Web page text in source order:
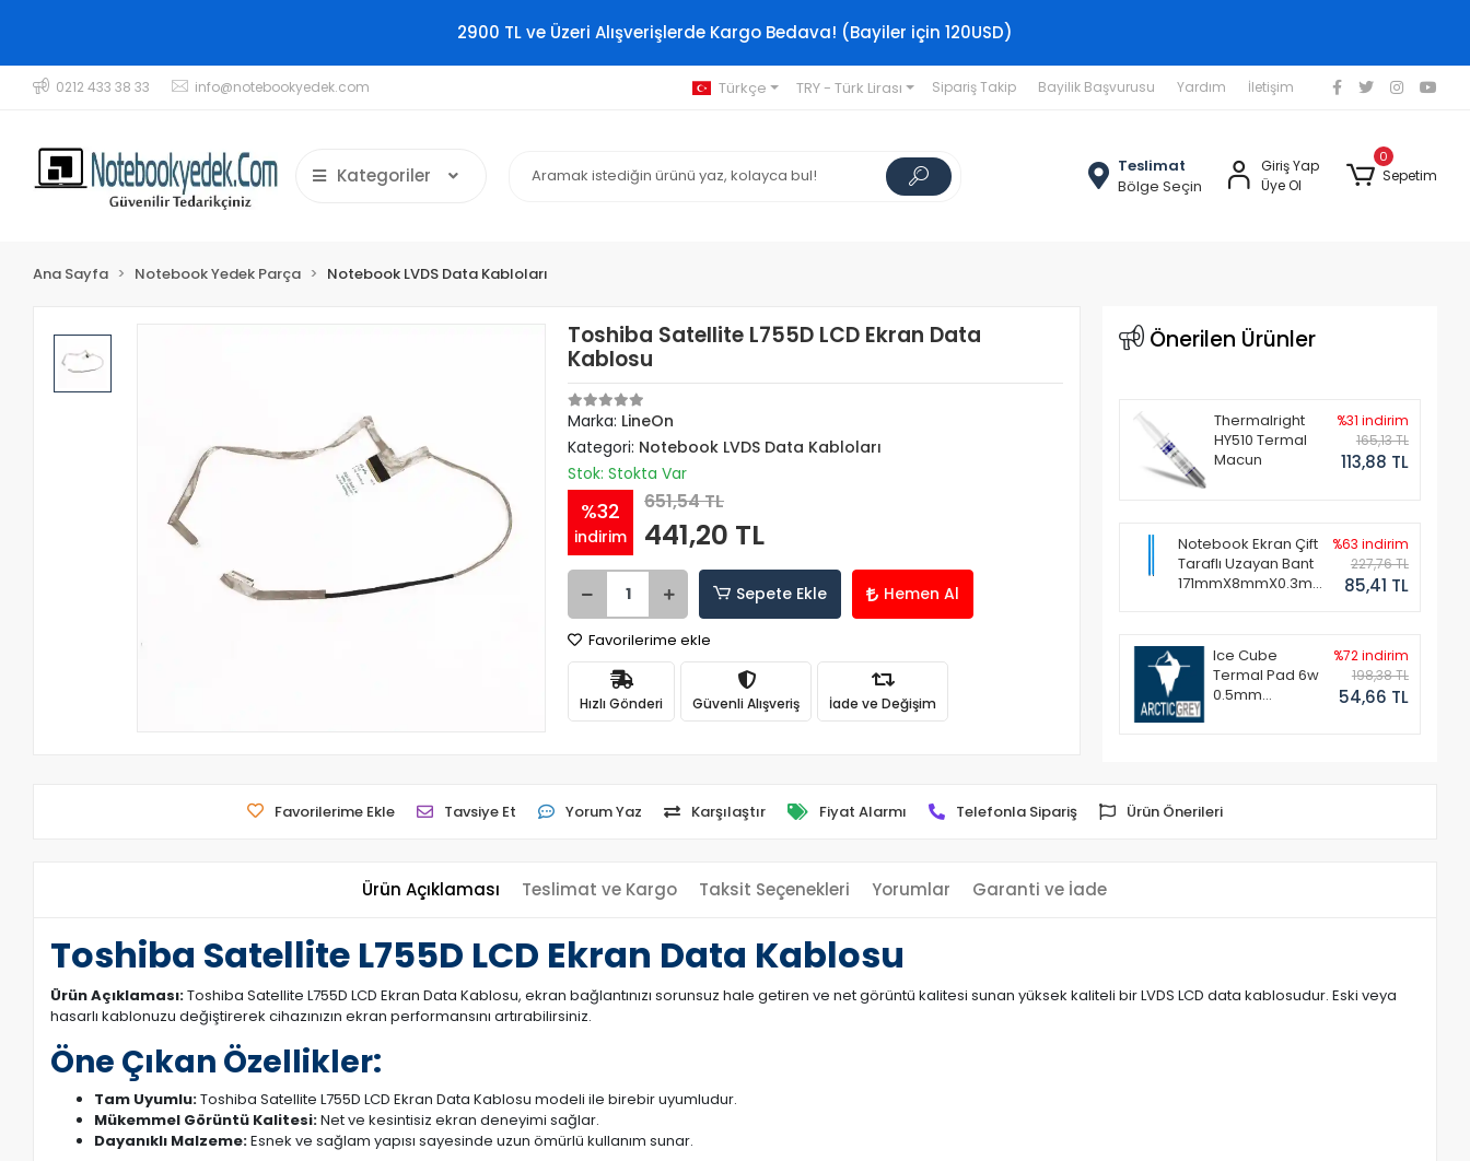
2900 TL ve Üzeri Alışverişlerde Kargo Bedava! (Bayiler için 120USD)
0212 433 38 33 info@notebookyedek.com Türkçe TRY - Türk Lirası Sipariş Takip Bayilik Başvurusu Yardım İletişim
Kategoriler
Teslimat
Bölge Seçin
Giriş Yap
Üye Ol
0
Sepetim
Ana Sayfa Notebook Yedek Parça Notebook LVDS Data Kabloları
Toshiba Satellite L755D LCD Ekran Data
Kablosu
Marka: LineOn
Kategori: Notebook LVDS Data Kabloları
Stok: Stokta Var
%32
indirim
651,54 TL
441,20 TL
Sepete Ekle Hemen Al
Favorilerime ekle
Hızlı Gönderi Güvenli Alışveriş İade ve Değişim
Önerilen Ürünler
Thermalright
HY510 Termal
Macun
%31 indirim
165,13 TL
113,88 TL
Notebook Ekran Çift
Taraflı Uzayan Bant
171mmX8mmX0.3mm
%63 indirim
227,76 TL
85,41 TL
Ice Cube
Termal Pad 6w
0.5mm
%72 indirim
198,38 TL
54,66 TL
Favorilerime Ekle Tavsiye Et Yorum Yaz Karşılaştır Fiyat Alarmı Telefonla Sipariş Ürün Önerileri
Ürün Açıklaması Teslimat ve Kargo Taksit Seçenekleri Yorumlar Garanti ve İade
Toshiba Satellite L755D LCD Ekran Data Kablosu
Ürün Açıklaması:Toshiba Satellite L755D LCD Ekran Data Kablosu, ekran bağlantınızı sorunsuz hale getiren ve net görüntü kalitesi sunan yüksek kaliteli bir LVDS LCD data kablosudur. Eski veya
hasarlı kablonuzu değiştirerek cihazınızın ekran performansını artırabilirsiniz.
Öne Çıkan Özellikler:
Tam Uyumlu:Toshiba Satellite L755D LCD Ekran Data Kablosu modeli ile birebir uyumludur.
Mükemmel Görüntü Kalitesi:Net ve kesintisiz ekran deneyimi sağlar.
Dayanıklı Malzeme:Esnek ve sağlam yapısı sayesinde uzun ömürlü kullanım sunar.